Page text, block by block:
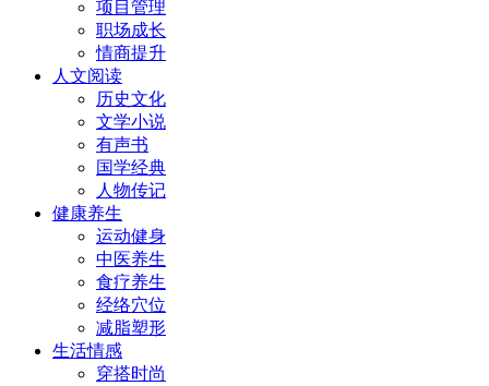
项目管理
职场成长
情商提升
人文阅读
历史文化
文学小说
有声书
国学经典
人物传记
健康养生
运动健身
中医养生
食疗养生
经络穴位
减脂塑形
生活情感
穿搭时尚